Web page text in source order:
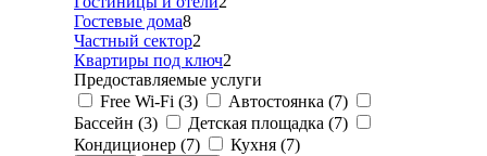
Гостевые дома8
Частный сектор2
Квартиры под ключ2
Предоставляемые услуги
Free Wi-Fi (3)
Автостоянка (7)
Бассейн (3)
Детская площадка (7)
Кондиционер (7)
Кухня (7)